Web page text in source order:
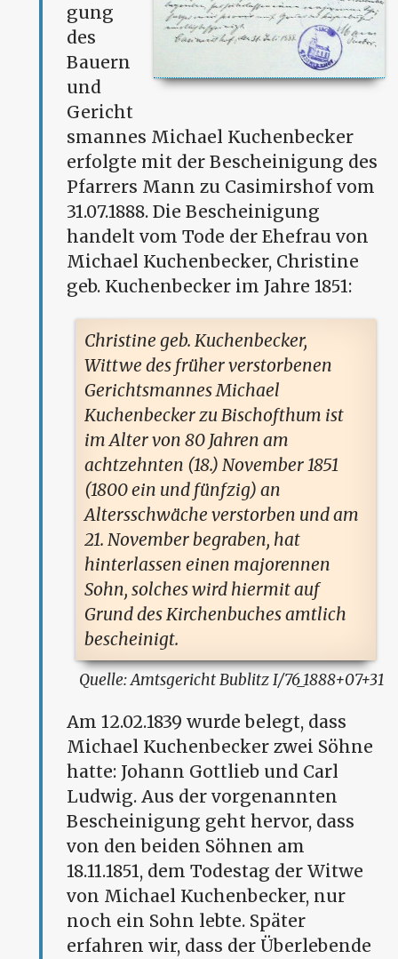
gung
des
Bauern
und
Gericht
smannes Michael Kuchenbecker
erfolgte mit der Bescheinigung des
Pfarrers Mann zu Casimirshof vom
31.07.1888. Die Bescheinigung
handelt vom Tode der Ehefrau von
Michael Kuchenbecker, Christine
geb. Kuchenbecker im Jahre 1851:
Christine geb. Kuchenbecker,
Wittwe des früher verstorbenen
Gerichtsmannes Michael
Kuchenbecker zu Bischofthum ist
im Alter von 80 Jahren am
achtzehnten (18.) November 1851
(1800 ein und fünfzig) an
Altersschwäche verstorben und am
21. November begraben, hat
hinterlassen einen majorennen
Sohn, solches wird hiermit auf
Grund des Kirchenbuches amtlich
bescheinigt.
Amtsgericht Bublitz I/76_1888+07+31
Am 12.02.1839 wurde belegt, dass
Michael Kuchenbecker zwei Söhne
hatte: Johann Gottlieb und Carl
Ludwig. Aus der vorgenannten
Bescheinigung geht hervor, dass
von den beiden Söhnen am
18.11.1851, dem Todestag der Witwe
von Michael Kuchenbecker, nur
noch ein Sohn lebte. Später
erfahren wir, dass der Überlebende